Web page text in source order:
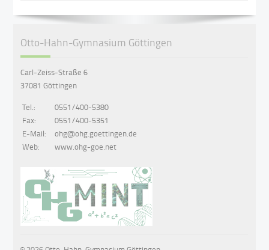
Otto-Hahn-Gymnasium Göttingen
Carl-Zeiss-Straße 6
37081 Göttingen
Tel.:
0551/400-5380
Fax:
0551/400-5351
E-Mail:
ohg@ohg.goettingen.de
Web:
www.ohg-goe.net